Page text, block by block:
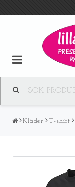
Kläder T-shirt